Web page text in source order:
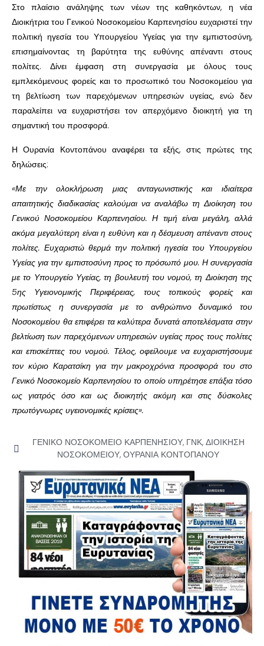
Στο πλαίσιο ανάληψης των νέων της καθηκόντων, η νέα
Διοικήτρια του Γενικού Νοσοκομείου Καρπενησίου ευχαριστεί την
πολιτική ηγεσία του Υπουργείου Υγείας για την εμπιστοσύνη,
επισημαίνοντας τη βαρύτητα της ευθύνης απέναντι στους
πολίτες. Δίνει έμφαση στη συνεργασία με όλους τους
εμπλεκόμενους φορείς και το προσωπικό του Νοσοκομείου για
τη βελτίωση των παρεχόμενων υπηρεσιών υγείας, ενώ δεν
παραλείπει να ευχαριστήσει τον απερχόμενο διοικητή για τη
σημαντική του προσφορά.
Η Ουρανία Κοντοπάνου αναφέρει τα εξής, στις πρώτες της
δηλώσεις:
«Με την ολοκλήρωση μιας ανταγωνιστικής και ιδιαίτερα
απαιτητικής διαδικασίας καλούμαι να αναλάβω τη Διοίκηση του
Γενικού Νοσοκομείου Καρπενησίου. Η τιμή είναι μεγάλη, αλλά
ακόμα μεγαλύτερη είναι η ευθύνη και η δέσμευση απέναντι στους
πολίτες. Ευχαριστώ θερμά την πολιτική ηγεσία του Υπουργείου
Υγείας για την εμπιστοσύνη προς το πρόσωπό μου. Η συνεργασία
με το Υπουργείο Υγείας, τη βουλευτή του νομού, τη Διοίκηση της
5ης Υγειονομικής Περιφέρειας, τους τοπικούς φορείς και
πρωτίστως η συνεργασία με το ανθρώπινο δυναμικό του
Νοσοκομείου θα επιφέρει τα καλύτερα δυνατά αποτελέσματα στην
βελτίωση των παρεχόμενων υπηρεσιών υγείας προς τους πολίτες
και επισκέπτες του νομού. Τέλος, οφείλουμε να ευχαριστήσουμε
τον κύριο Καρατσίκη για την μακροχρόνια προσφορά του στο
Γενικό Νοσοκομείο Καρπενησίου το οποίο υπηρέτησε επάξια τόσο
ως γιατρός όσο και ως διοικητής ακόμη και στις δύσκολες
πρωτόγνωρες υγειονομικές κρίσεις».
ΓΕΝΙΚΟ ΝΟΣΟΚΟΜΕΙΟ ΚΑΡΠΕΝΗΣΙΟΥ, ΓΝΚ, ΔΙΟΙΚΗΣΗ
ΝΟΣΟΚΟΜΕΙΟΥ, ΟΥΡΑΝΙΑ ΚΟΝΤΟΠΑΝΟΥ